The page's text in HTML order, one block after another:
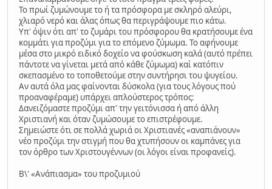
Το πρωί ζυμώνουμε το ή τα πρόσφορα με σκληρό αλεύρι,
χλιαρό νερό και άλας όπως θα περιγράψουμε πιο κάτω.
Υπ' όψιν ότι απ' το ζυμάρι του πρόσφορου θα κρατήσουμε ένα
κομμάτι για προζύμι για το επόμενο ζύμωμα. Το αφήνουμε
μέσα στο μικρό ειδικό δοχείο να φούσκωση καλά (αυτό πρέπει
πάντοτε να γίνεται μετά από κάθε ζύμωμα) καί κατόπιν
σκεπασμένο το τοποθετούμε στην συντήρησι του ψυγείου.
Αν αυτά όλα μας φαίνονται δύσκολα (για τους λόγους πού
προαναφέραμε) υπάρχει απλούστερος τρόπος:
Δανειζόμαστε προζύμι απ' την γειτόνισσα ή από άλλη
Χριστιανή και όταν ζυμώσουμε το επιστρέφουμε.
Σημειώστε ότι σε πολλά χωριά οι Χριστιανές «αναπιάνουν»
νέο προζύμι την στιγμή που θα χτυπήσουν οι καμπάνες για
τον όρθρο των Χριστουγέννων (οι λόγοι είναι προφανείς).
Β\' «Ανάπιασμα» του προζυμιού